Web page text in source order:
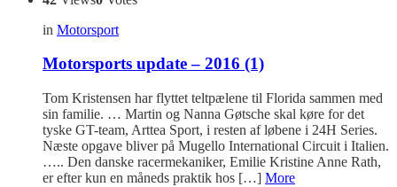
in Motorsport
Motorsports update – 2016 (1)
Tom Kristensen har flyttet teltpælene til Florida sammen med
sin familie. … Martin og Nanna Gøtsche skal køre for det
tyske GT-team, Arttea Sport, i resten af løbene i 24H Series.
Næste opgave bliver på Mugello International Circuit i Italien.
….. Den danske racermekaniker, Emilie Kristine Anne Rath,
er efter kun en måneds praktik hos […] More